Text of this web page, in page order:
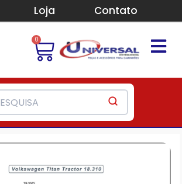
Loja Contato
0